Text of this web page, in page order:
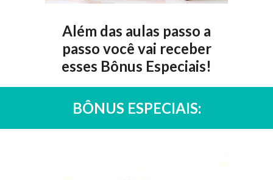
Além das aulas passo a
passo você vai receber
esses Bônus Especiais!
BÔNUS ESPECIAIS: